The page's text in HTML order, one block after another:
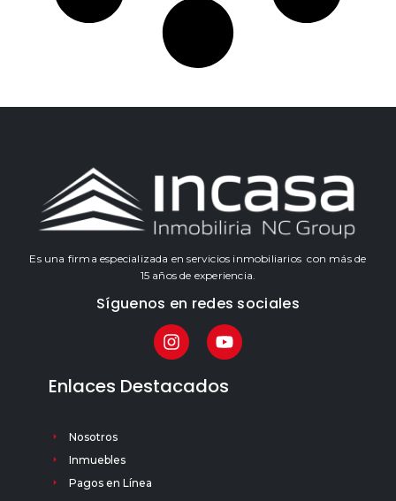
Es una firma especializada en servicios inmobiliarios con más de
15 años de experiencia.
Síguenos en redes sociales
Enlaces Destacados
Nosotros
Inmuebles
Pagos en Línea